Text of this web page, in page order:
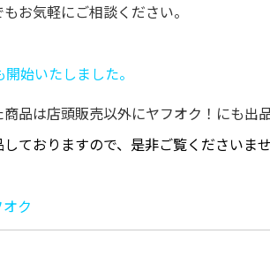
お気軽にご相談ください。
始いたしました。
品は店頭販売以外にヤフオク！にも出
ておりますので、是非ご覧くださいませ
ク